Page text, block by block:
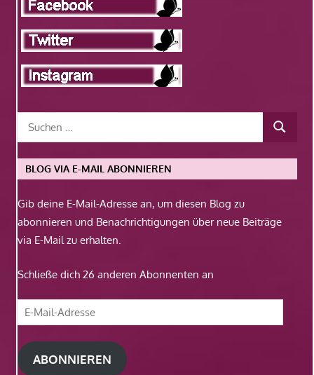
BLOG VIA E-MAIL ABONNIEREN
Gib deine E-Mail-Adresse an, um diesen Blog zu
abonnieren und Benachrichtigungen über neue Beiträge
via E-Mail zu erhalten.
Schließe dich 26 anderen Abonnenten an
E-
Mail-
Adresse
ABONNIEREN